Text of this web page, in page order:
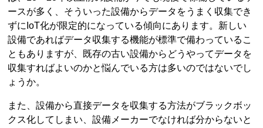
ースが多く、そういった設備からデータをうまく収集でき
ずにIoT化が限定的になっている傾向にあります。新しい
設備であればデータ収集する機能が標準で備わっているこ
ともありますが、既存の古い設備からどうやってデータを
収集すればよいのかと悩んでいる方は多いのではないでし
ょうか。
また、設備から直接データを収集する方法がブラックボッ
クス化してしまい、設備メーカーでなければ分からないと